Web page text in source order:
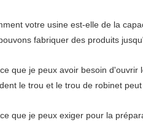
votre usine est-elle de la
fabriquer des produits
que je peux avoir besoin
le trou et le trou de robinet
que je peux exiger pour la